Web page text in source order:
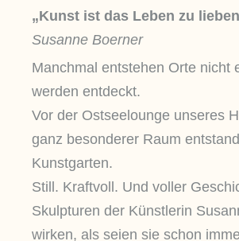
„Kunst ist das Leben zu
Susanne Boerner
Manchmal entstehen Orte nicht
werden entdeckt.
Vor der Ostseelounge unseres
ganz besonderer Raum
Kunstgarten.
Still. Kraftvoll. Und voller
Skulpturen der Künstlerin
wirken, als seien sie schon